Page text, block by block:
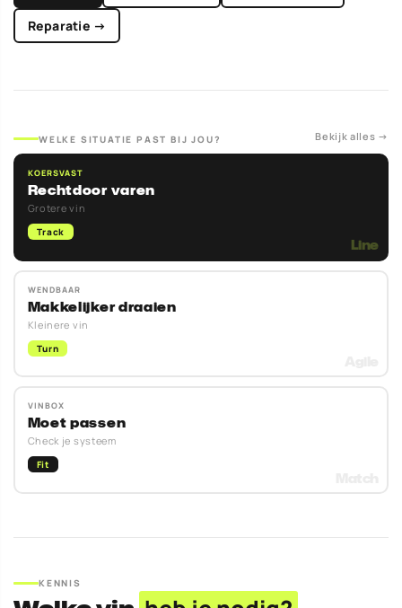
Reparatie →
WELKE SITUATIE PAST BIJ JOU? Bekijk alles →
KOERSVAST
Rechtdoor varen
Grotere vin
Track
WENDBAAR
Makkelijker draaien
Kleinere vin
Turn
VINBOX
Moet passen
Check je systeem
Fit
KENNIS